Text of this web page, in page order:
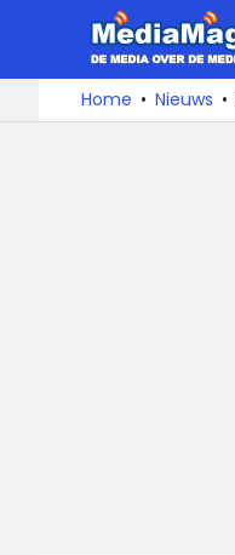
naar
De
media
over
Home Nieuws